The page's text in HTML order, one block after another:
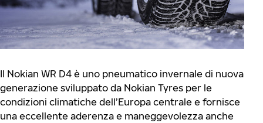
Il Nokian WR D4 è uno pneumatico invernale di nuova
generazione sviluppato da Nokian Tyres per le
condizioni climatiche dell’Europa centrale e fornisce
una eccellente aderenza e maneggevolezza anche